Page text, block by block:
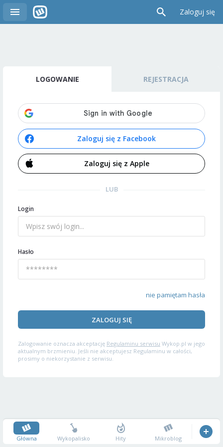
Zaloguj się
LOGOWANIE REJESTRACJA
Zaloguj się z Facebook
Zaloguj się z Apple
LUB
Login
Hasło
nie pamiętam hasła
ZALOGUJ SIĘ
Zalogowanie oznacza akceptację Regulaminu serwisu Wykop.pl w jego
aktualnym brzmieniu. Jeśli nie akceptujesz Regulaminu w całości,
prosimy o niekorzystanie z serwisu.
Główna Wykopalisko Hity Mikroblog